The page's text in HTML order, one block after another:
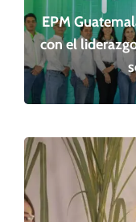
EPM
con el